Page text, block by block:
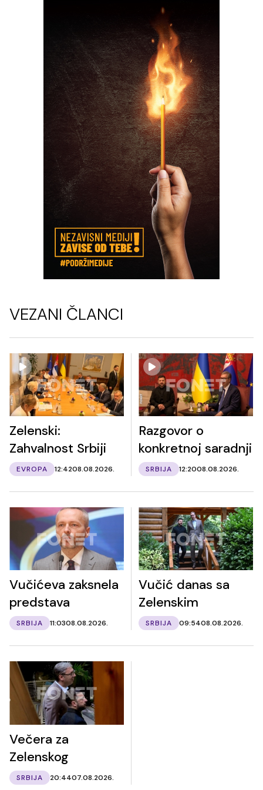
VEZANI ČLANCI
Zelenski:
Zahvalnost Srbiji
EVROPA 12:4208.08.2026.
Razgovor o
konkretnoj saradnji
SRBIJA 12:2008.08.2026.
Vučićeva zaksnela
predstava
SRBIJA 11:0308.08.2026.
Vučić danas sa
Zelenskim
SRBIJA 09:5408.08.2026.
Večera za
Zelenskog
SRBIJA 20:4407.08.2026.